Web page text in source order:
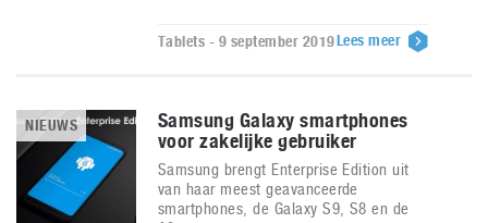
Tablets - 9 september 2019Lees meer
NIEUWS
Samsung Galaxy smartphones
voor zakelijke gebruiker
Samsung brengt Enterprise Edition uit
van haar meest geavanceerde
smartphones, de Galaxy S9, S8 en de